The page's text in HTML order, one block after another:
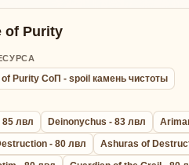
of Purity
Purity СоП - spoil камень чистоты
85 лвл Deinonychus - 83 лвл
- 80 лвл
Ashuras of